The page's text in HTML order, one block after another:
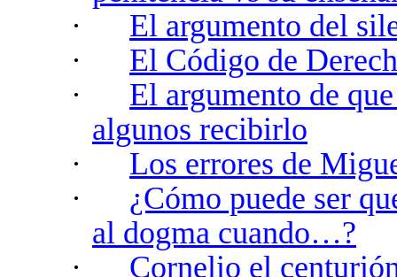
·
El argumento del
·
El Código de
·
El argumento de
algunos recibirlo
·
Los errores de
·
¿Cómo puede ser
al dogma cuando…?
·
Cornelio el